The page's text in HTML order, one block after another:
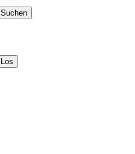
Suchen
Los